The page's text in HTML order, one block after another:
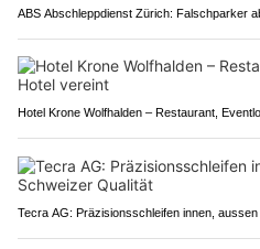
ABS Abschleppdienst Zürich: Falschparker
Hotel Krone Wolfhalden – Restaurant,
Tecra AG: Präzisionsschleifen innen,